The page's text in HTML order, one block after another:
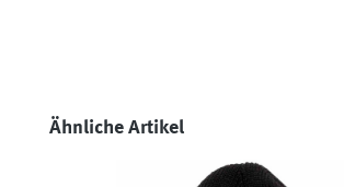
Produktgalerie überspringen
Ähnliche Artikel